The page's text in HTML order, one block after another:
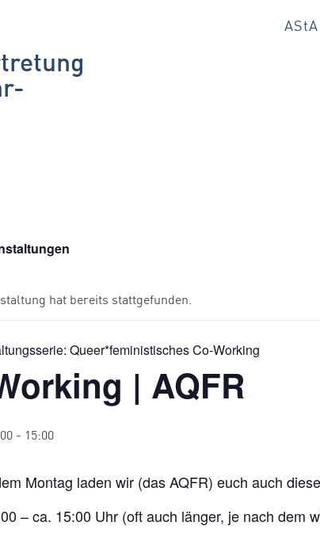
AStA
hat bereits stattgefunden.
Queer*feministisches Co-Working
| AQFR
- 15:00
Montag laden wir (das AQFR) euch auch
– ca. 15:00 Uhr (oft auch länger, je nach dem